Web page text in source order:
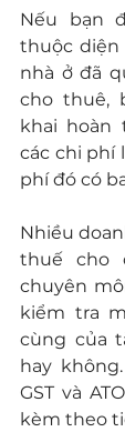
Nếu bạn
thuộc diện
nhà ở đã
cho thuê,
khai hoàn
các chi phí
phí đó có
Nhiều
thuế cho
chuyên
kiểm tra
cùng của
hay
GST và
kèm theo